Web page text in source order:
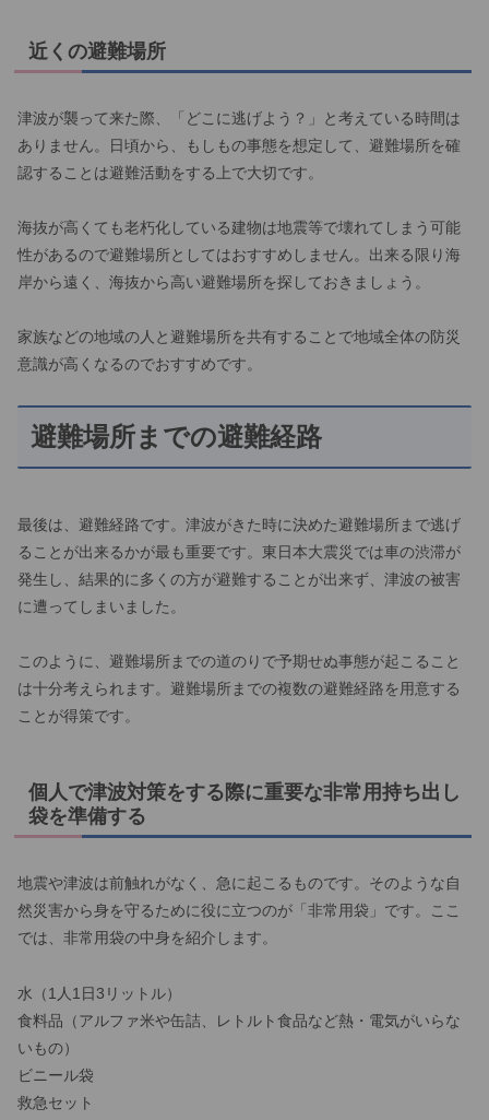
近くの避難場所
津波が襲って来た際、「どこに逃げよう？」と考えている時間は
ありません。日頃から、もしもの事態を想定して、避難場所を確
認することは避難活動をする上で大切です。
海抜が高くても老朽化している建物は地震等で壊れてしまう可能
性があるので避難場所としてはおすすめしません。出来る限り海
岸から遠く、海抜から高い避難場所を探しておきましょう。
家族などの地域の人と避難場所を共有することで地域全体の防災
意識が高くなるのでおすすめです。
避難場所までの避難経路
最後は、避難経路です。津波がきた時に決めた避難場所まで逃げ
ることが出来るかが最も重要です。東日本大震災では車の渋滞が
発生し、結果的に多くの方が避難することが出来ず、津波の被害
に遭ってしまいました。
このように、避難場所までの道のりで予期せぬ事態が起こること
は十分考えられます。避難場所までの複数の避難経路を用意する
ことが得策です。
個人で津波対策をする際に重要な非常用持ち出し
袋を準備する
地震や津波は前触れがなく、急に起こるものです。そのような自
然災害から身を守るために役に立つのが「非常用袋」です。ここ
では、非常用袋の中身を紹介します。
水（1人1日3リットル）
食料品（アルファ米や缶詰、レトルト食品など熱・電気がいらな
いもの）
ビニール袋
救急セット